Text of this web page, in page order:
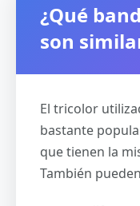
¿Qué
son
El tricolor
bastante
que tienen la
También